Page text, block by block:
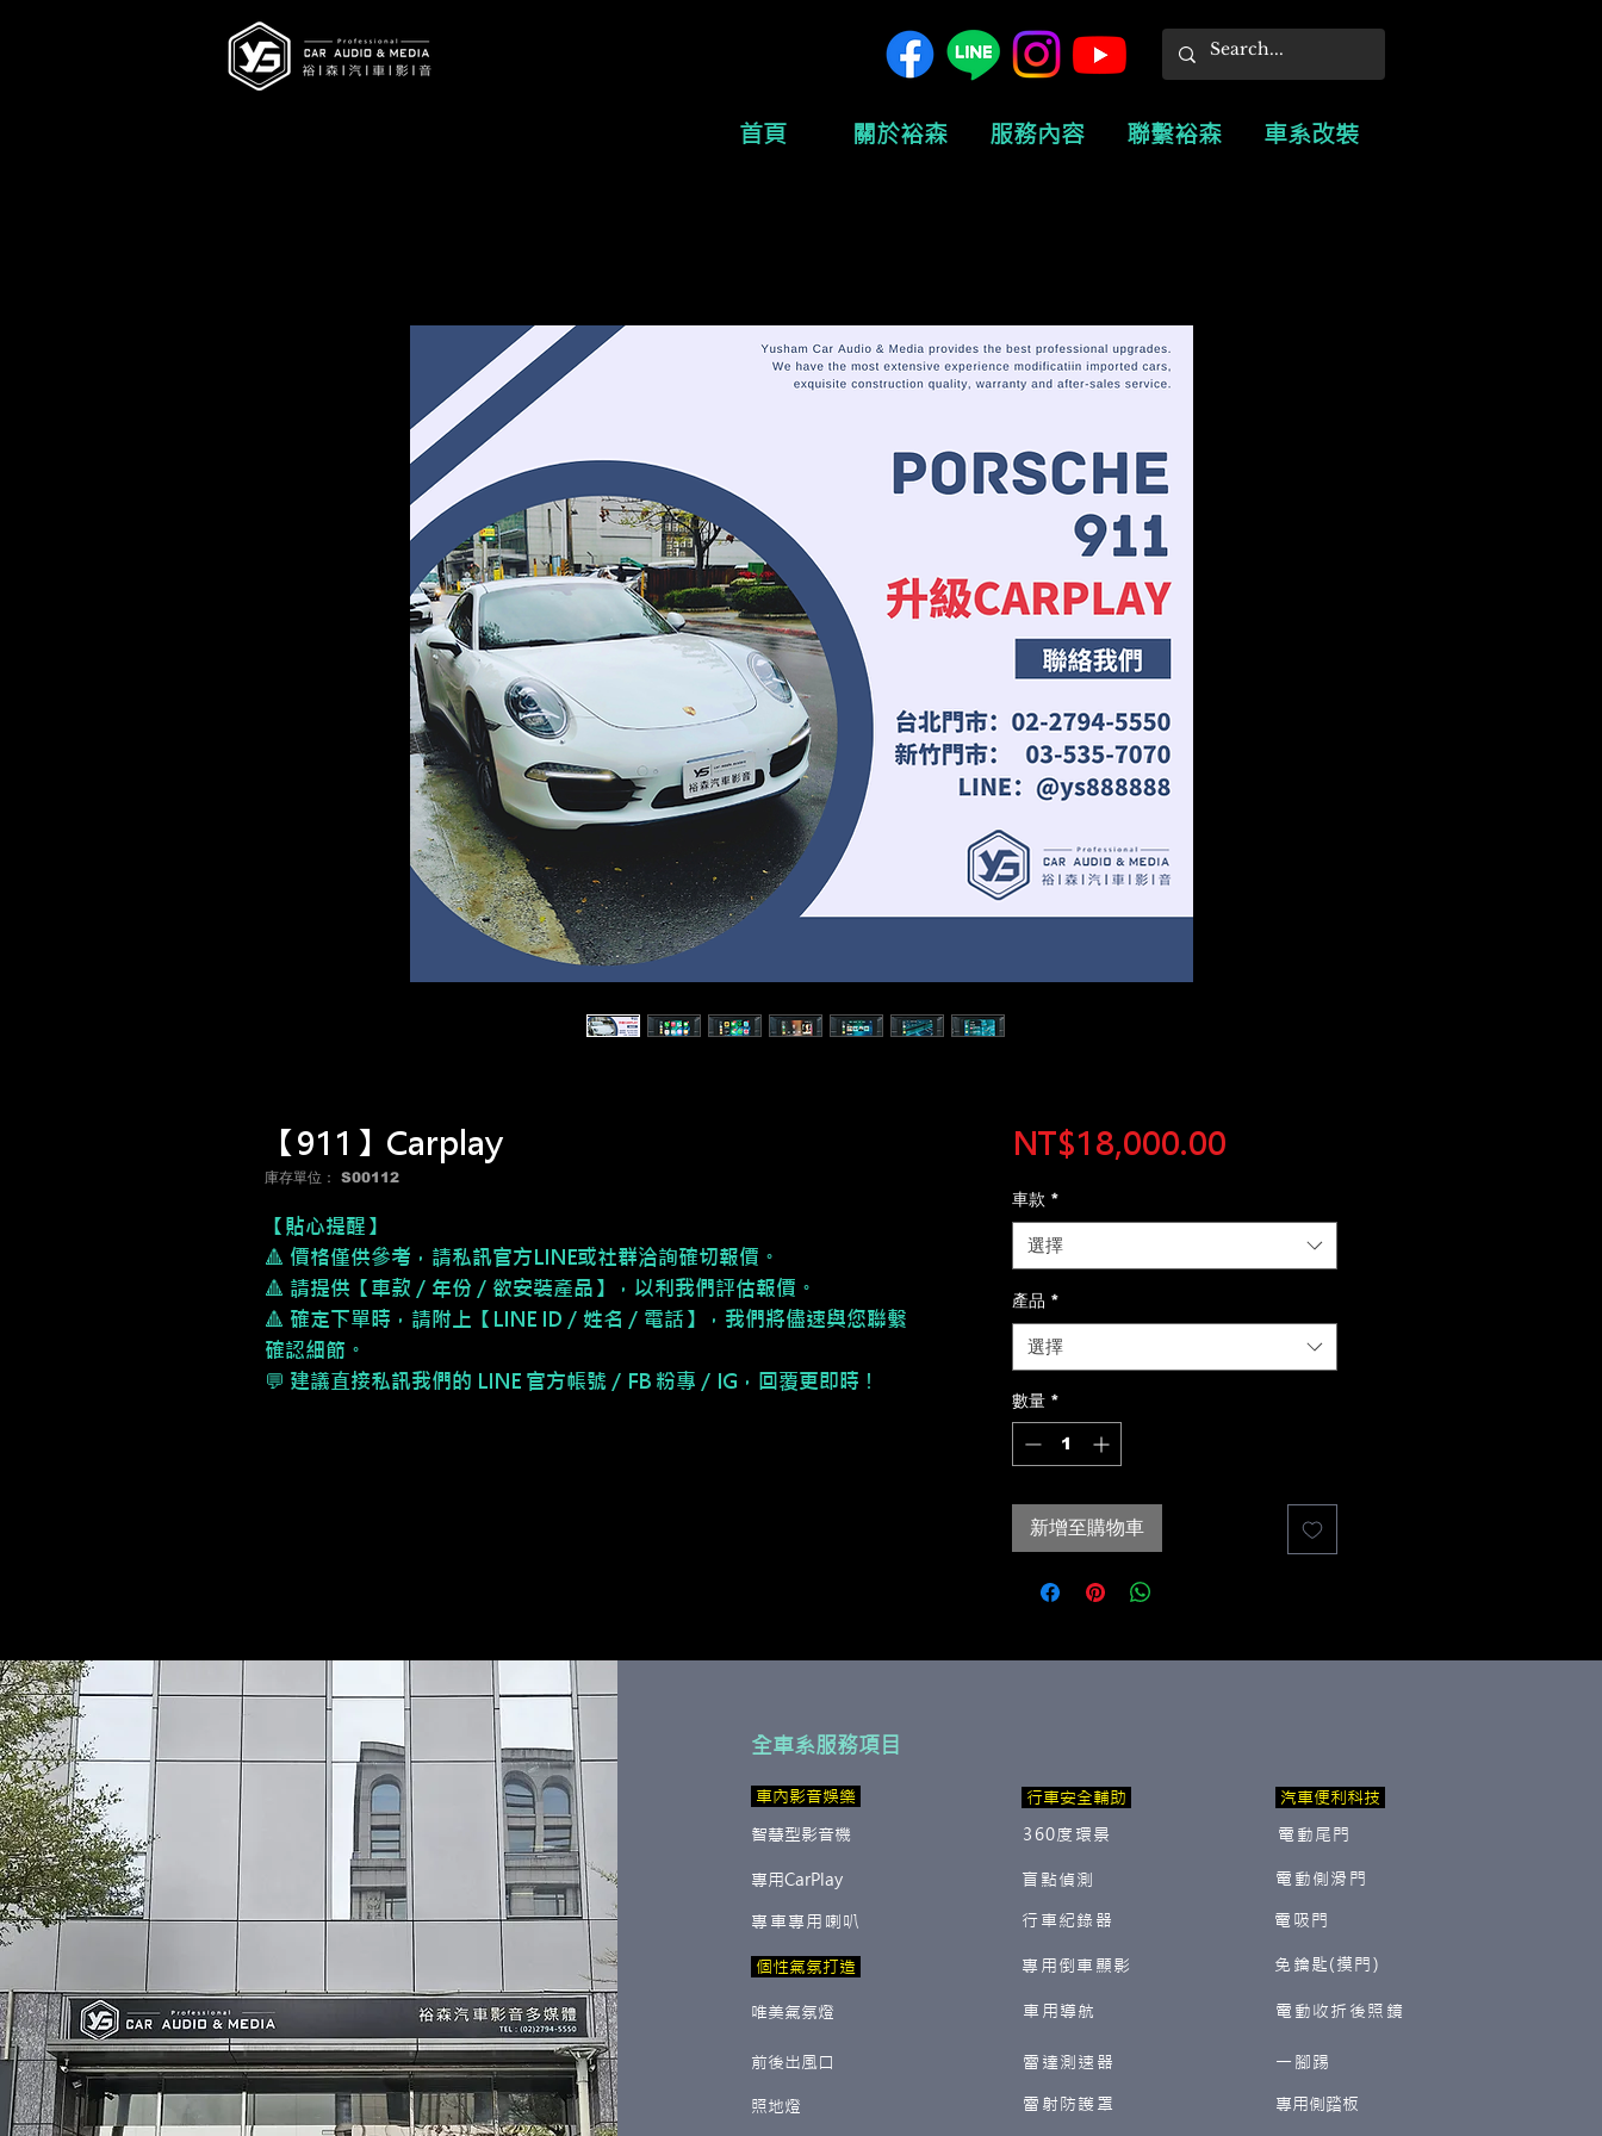
首頁 關於裕森 服務內容 聯繫裕森 車系改裝
【911】Carplay
庫存單位： S00112
【貼心提醒】
🔺 價格僅供參考，請私訊官方LINE或社群洽詢確切報價。
🔺 請提供【車款／年份／欲安裝產品】，以利我們評估報價。
🔺 確定下單時，請附上【LINE ID／姓名／電話】，我們將儘速與您聯繫
確認細節。
💬 建議直接私訊我們的 LINE 官方帳號／FB 粉專／IG，回覆更即時！
NT$18,000.00價
車款 *
選擇
產品 *
選擇
數量 *
新增至購物車
全車系服務項目
​ 車內影音娛樂
智慧型影音機
行車安全輔助
360度環景
專用CarPlay
專車專用喇叭
盲點偵測
行車紀錄器
專用倒車顯影
​ 個性氣氛打造
唯美氣氛燈 車用導航
汽車便利科技
電動尾門
電動側滑門
電吸門
免鑰匙(摸門)
電動收折後照鏡
前後出風口 雷達測速器
照地燈 雷射防護罩
一腳踢
​專用側踏板